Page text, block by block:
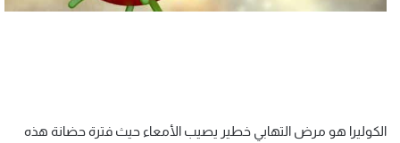
الكوليرا هو مرض التهابي خطير يصيب الأمعاء حيث فترة حضانة هذه